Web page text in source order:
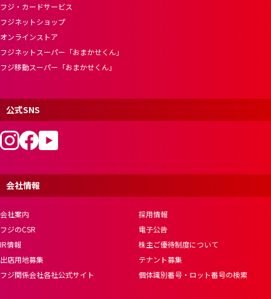
フジ・カードサービス
フジネットショップ
オンラインストア
フジネットスーパー「おまかせくん」
フジ移動スーパー「おまかせくん」
公式SNS
会社情報
会社案内
採用情報
フジのCSR
電子公告
IR情報
株主ご優待制度について
出店用地募集
テナント募集
フジ関係会社各社公式サイト
個体識別番号・ロット番号の検索